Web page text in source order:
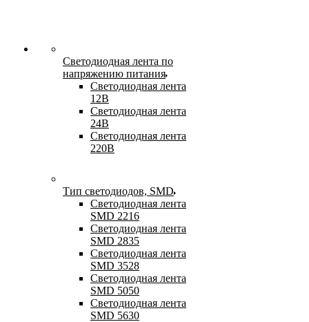
Светодиодная лента по
напряжению питания
Светодиодная лента
12В
Светодиодная лента
24В
Светодиодная лента
220В
Тип светодиодов, SMD
Cветодиодная лента
SMD 2216
Светодиодная лента
SMD 2835
Светодиодная лента
SMD 3528
Светодиодная лента
SMD 5050
Светодиодная лента
SMD 5630